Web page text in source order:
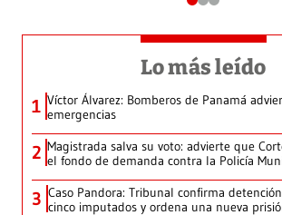
Lo más leído
1 Víctor Álvarez: Bomberos de Panamá
emergencias
2 Magistrada salva su voto: advierte que
el fondo de demanda contra la Policía
3 Caso Pandora: Tribunal confirma
cinco imputados y ordena una nueva